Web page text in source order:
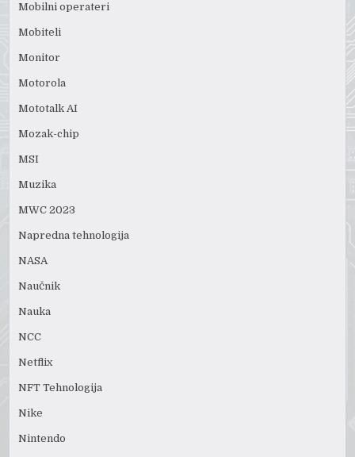
Mobilni operateri
Mobiteli
Monitor
Motorola
Mototalk AI
Mozak-chip
MSI
Muzika
MWC 2023
Napredna tehnologija
NASA
Naučnik
Nauka
NCC
Netflix
NFT Tehnologija
Nike
Nintendo